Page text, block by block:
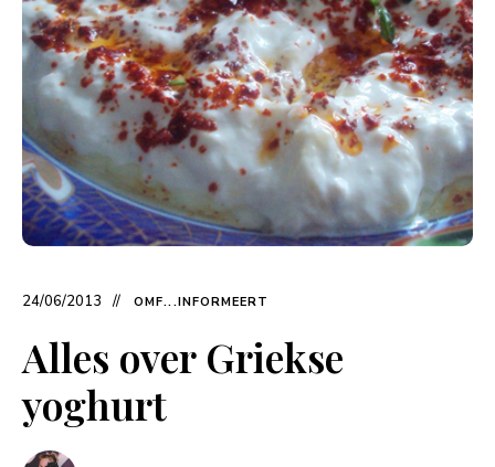
24/06/2013 OMF...INFORMEERT
Alles over Griekse
yoghurt